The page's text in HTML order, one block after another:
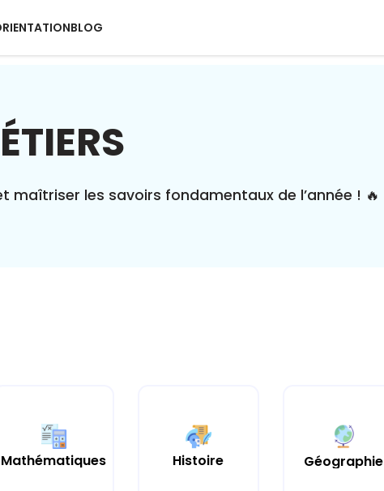
BLOG
les savoirs fondamentaux de l’année ! 🔥
Mathématiques Histoire Géographie